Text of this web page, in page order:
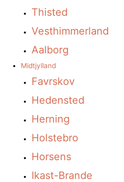
Thisted
Vesthimmerland
Aalborg
Midtjylland
Favrskov
Hedensted
Herning
Holstebro
Horsens
Ikast-Brande